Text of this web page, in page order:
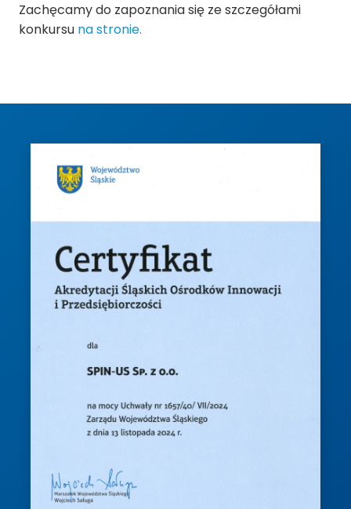
Zachęcamy do zapoznania się ze szczegółami
konkursu na stronie.